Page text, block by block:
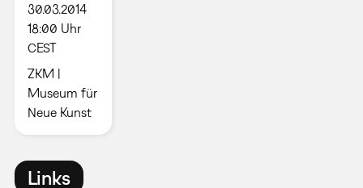
30.03.2014
18:00 Uhr
CEST
ZKM |
Museum für
Neue Kunst
Links